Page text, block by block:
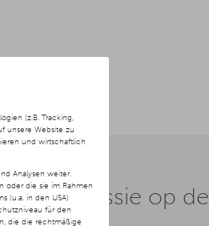
(z.B. Tracking,
unsere Website zu
und wirtschaftlich
Analysen weiter.
oder die sie im Rahmen
(u.a. in den USA)
für den
die die rechtmäßige
commissie op de